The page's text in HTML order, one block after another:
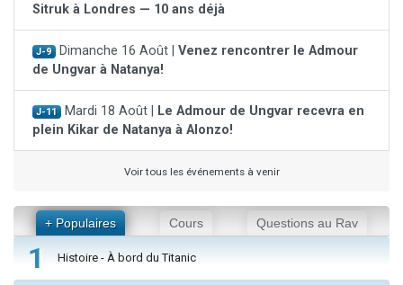
Sitruk à Londres — 10 ans déjà
J-9 Dimanche 16 Août | Venez rencontrer le Admour
de Ungvar à Natanya!
J-11 Mardi 18 Août |
Le Admour de Ungvar recevra en
plein Kikar de Natanya à Alonzo!
Voir tous les événements à venir
+ Populaires Cours Questions au Rav
1 Histoire - À bord du Titanic